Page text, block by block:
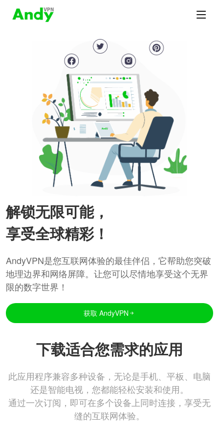
解锁无限可能，
享受全球精彩！
AndyVPN是您互联网体验的最佳伴侣，它帮助您突破
地理边界和网络屏障。让您可以尽情地享受这个无界
限的数字世界！
获取 AndyVPN
下载适合您需求的应用
此应用程序兼容多种设备，无论是手机、平板、电脑
还是智能电视，您都能轻松安装和使用。
通过一次订阅，即可在多个设备上同时连接，享受无
缝的互联网体验。